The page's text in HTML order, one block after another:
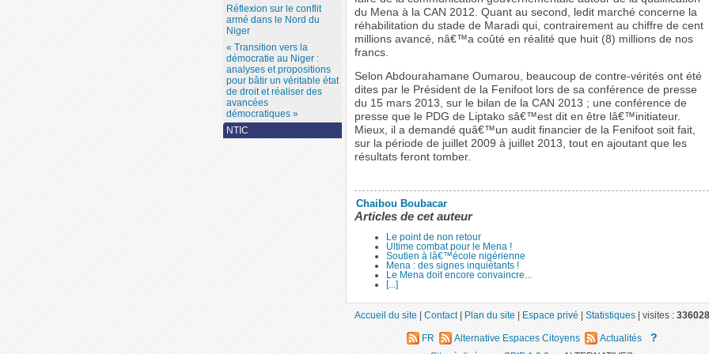
du Mena à la CAN 2012. Quant au second, ledit marché concerne la
réhabilitation du stade de Maradi qui, contrairement au chiffre de cent
millions avancé, nâ€™a coûté en réalité que huit (8) millions de nos
francs.
Selon Abdourahamane Oumarou, beaucoup de contre-vérités ont été
dites par le Président de la Fenifoot lors de sa conférence de presse
du 15 mars 2013, sur le bilan de la CAN 2013 ; une conférence de
presse que le PDG de Liptako sâ€™est dit en être lâ€™initiateur.
Mieux, il a demandé quâ€™un audit financier de la Fenifoot soit fait,
sur la période de juillet 2009 à juillet 2013, tout en ajoutant que les
résultats feront tomber.
Chaibou Boubacar
Articles de cet auteur
Le point de non retour
Ultime combat pour le Mena !
Soutien à lâ€™école nigérienne
Mena : des signes inquiétants !
Le Mena doit encore convaincre...
[...]
Réflexion sur le conflit
armé dans le Nord du
Niger
« Transition vers la
démocratie au Niger :
analyses et propositions
pour bâtir un véritable état
de droit et réaliser des
avancées
démocratiques »
NTIC
Accueil du site|Contact|Plan du site|Espace privé|Statistiques|visites :336028
FR Alternative Espaces Citoyens Actualités ?